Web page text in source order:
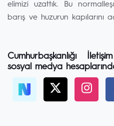
elimizi uzattık. Bu
barış ve huzurun kapılarını
Cumhurbaşkanlığı
sosyal medya